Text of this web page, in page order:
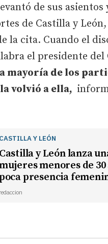
de sus
de Castilla y
la cita. Cuando el
el presidente
mayoría de los
volvió a ella,
CASTILLA Y LEÓN
Castilla y León lanza
menores de
presencia
redaccion